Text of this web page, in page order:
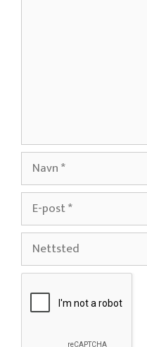
Navn
post
Nettsted